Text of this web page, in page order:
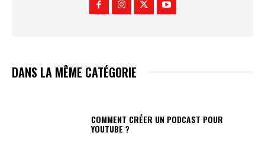
DANS LA MÊME CATÉGORIE
COMMENT CRÉER UN PODCAST POUR
YOUTUBE ?